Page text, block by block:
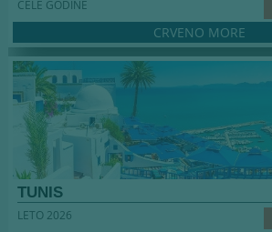
CELE GODINE
CRVENO MORE
TUNIS
LETO 2026